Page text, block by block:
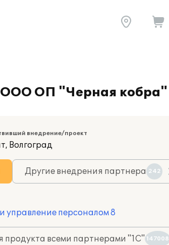
ООО ОП "Черная кобра"
внедрение/проект
Волгоград
Другие внедрения партнера 242
управление персоналом 8
продукта всеми партнерами "1С" 147008